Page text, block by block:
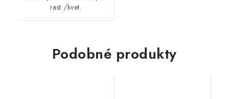
rast /kvet.
Podobné produkty